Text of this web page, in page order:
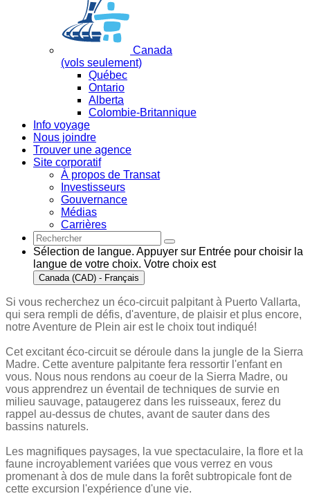
Canada
(vols seulement)
Québec
Ontario
Alberta
Colombie-Britannique
Info voyage
Nous joindre
Trouver une agence
Site corporatif
À propos de Transat
Investisseurs
Gouvernance
Médias
Carrières
Sélection de langue. Appuyer sur Entrée pour choisir la
langue de votre choix. Votre choix est
Canada (CAD) - Français
Si vous recherchez un éco-circuit palpitant à Puerto Vallarta,
qui sera rempli de défis, d'aventure, de plaisir et plus encore,
notre Aventure de Plein air est le choix tout indiqué!
Cet excitant éco-circuit se déroule dans la jungle de la Sierra
Madre. Cette aventure palpitante fera ressortir l'enfant en
vous. Nous nous rendons au coeur de la Sierra Madre, ou
vous apprendrez un éventail de techniques de survie en
milieu sauvage, pataugerez dans les ruisseaux, ferez du
rappel au-dessus de chutes, avant de sauter dans des
bassins naturels.
Les magnifiques paysages, la vue spectaculaire, la flore et la
faune incroyablement variées que vous verrez en vous
promenant à dos de mule dans la forêt subtropicale font de
cette excursion l'expérience d'une vie.